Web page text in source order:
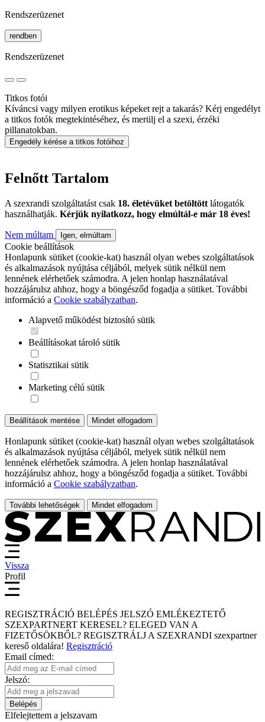
Rendszerüzenet
rendben
Rendszerüzenet
Titkos fotói
Kíváncsi vagy milyen erotikus képeket rejt a takarás? Kérj engedélyt
a titkos fotók megtekintéséhez, és merülj el a szexi, érzéki
pillanatokban.
Engedély kérése a titkos fotóihoz
Felnőtt Tartalom
A szexrandi szolgáltatást csak 18. életévüket betöltött látogatók
használhatják. Kérjük nyilatkozz, hogy elmúltál-e már 18 éves!
Nem múltam Igen, elmúltam
Cookie beállítások
Honlapunk sütiket (cookie-kat) használ olyan webes szolgáltatások
és alkalmazások nyújtása céljából, melyek sütik nélkül nem
lennének elérhetőek számodra. A jelen honlap használatával
hozzájárulsz ahhoz, hogy a böngésződ fogadja a sütiket. További
információ a Cookie szabályzatban.
Alapvető működést biztosító sütik
Beállításokat tároló sütik
Statisztikai sütik
Marketing célú sütik
Beállítások mentése Mindet elfogadom
Honlapunk sütiket (cookie-kat) használ olyan webes szolgáltatások
és alkalmazások nyújtása céljából, melyek sütik nélkül nem
lennének elérhetőek számodra. A jelen honlap használatával
hozzájárulsz ahhoz, hogy a böngésződ fogadja a sütiket. További
információ a Cookie szabályzatban.
További lehetőségek Mindet elfogadom
Vissza
Profil
REGISZTRÁCIÓ BELÉPÉS JELSZÓ EMLÉKEZTETŐ
SZEXPARTNERT KERESEL? ELEGED VAN A
FIZETŐSÖKBŐL? REGISZTRÁLJ A SZEXRANDI szexpartner
kereső oldalára! Regisztráció
Email címed:
Jelszó:
Belépés
Elfelejtettem a jelszavam